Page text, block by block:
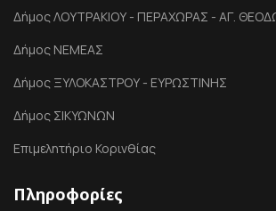
Δήμος ΛΟΥΤΡΑΚΙΟΥ - ΠΕΡΑΧΩΡΑΣ - ΑΓ.
Δήμος ΝΕΜΕΑΣ
Δήμος ΞΥΛΟΚΑΣΤΡΟΥ - ΕΥΡΩΣΤΙΝΗΣ
Δήμος ΣΙΚΥΩΝΩΝ
Επιμελητήριο Κορινθίας
Πληροφορίες